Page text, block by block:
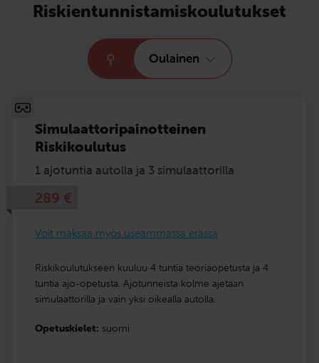
Riskientunnistamiskoulutukset
Oulainen
Simulaattoripainotteinen
Riskikoulutus
1 ajotuntia autolla ja 3 simulaattorilla
289 €
Voit maksaa myös useammassa erässä
Riskikoulutukseen kuuluu 4 tuntia teoriaopetusta ja 4
tuntia ajo-opetusta. Ajotunneista kolme ajetaan
simulaattorilla ja vain yksi oikealla autolla.
Opetuskielet: suomi